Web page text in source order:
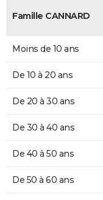
Famille CANNARD
Moins de 10 ans
De 10 à 20 ans
De 20 à 30 ans
De 30 à 40 ans
De 40 à 50 ans
De 50 à 60 ans